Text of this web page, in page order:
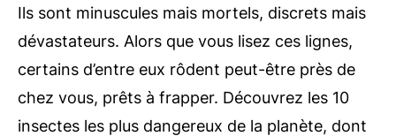
Ils sont minuscules mais mortels, discrets mais
dévastateurs. Alors que vous lisez ces lignes,
certains d’entre eux rôdent peut-être près de
chez vous, prêts à frapper. Découvrez les 10
insectes les plus dangereux de la planète, dont